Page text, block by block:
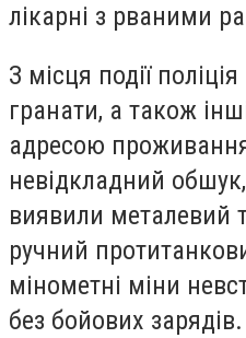
лікарні з рваними
З місця події
гранати, а також
адресою
невідкладний
виявили металевий
ручний
мінометні міни
без бойових